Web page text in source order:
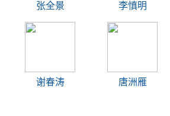
张全景 李慎明
谢春涛 唐洲雁